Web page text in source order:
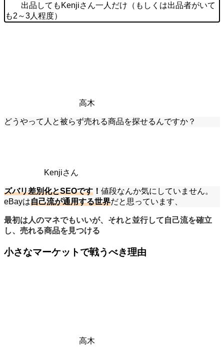
出品しても Kenjiさん一人だけ（もしくは出品者がいて
も2～3人程度）
高木
どうやって人と被らず売れる商品を探せるんですか？
Kenjiさん
ズバリ差別化とSEOです ！ 値段なんか気にしていません。
eBayは自己流が通用する世界だと思っています、
最初は人のマネでもいいが、それと並行して自己流を確立
し、売れる商品を見つける
小さなマーケットで戦うべき理由
高木